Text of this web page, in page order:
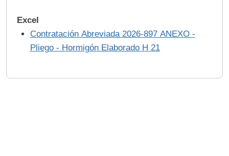
Excel
Contratación Abreviada 2026-897 ANEXO -
Pliego - Hormigón Elaborado H 21